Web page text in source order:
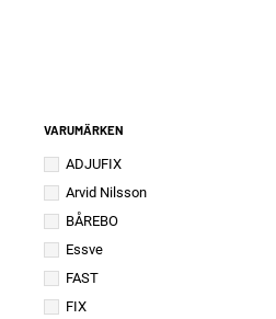
VARUMÄRKEN
ADJUFIX
Arvid Nilsson
BÅREBO
Essve
FAST
FIX